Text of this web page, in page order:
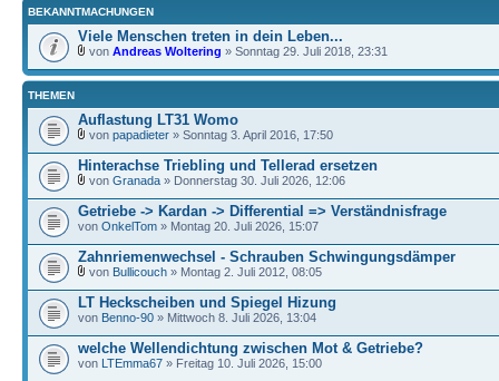
BEKANNTMACHUNGEN
Viele Menschen treten in dein Leben...
von Andreas Woltering » Sonntag 29. Juli 2018, 23:31
THEMEN
Auflastung LT31 Womo
von papadieter » Sonntag 3. April 2016, 17:50
Hinterachse Triebling und Tellerad ersetzen
von Granada » Donnerstag 30. Juli 2026, 12:06
Getriebe -> Kardan -> Differential => Verständnisfrage
von OnkelTom » Montag 20. Juli 2026, 15:07
Zahnriemenwechsel - Schrauben Schwingungsdämper
von Bullicouch » Montag 2. Juli 2012, 08:05
LT Heckscheiben und Spiegel Hizung
von Benno-90 » Mittwoch 8. Juli 2026, 13:04
welche Wellendichtung zwischen Mot & Getriebe?
von LTEmma67 » Freitag 10. Juli 2026, 15:00